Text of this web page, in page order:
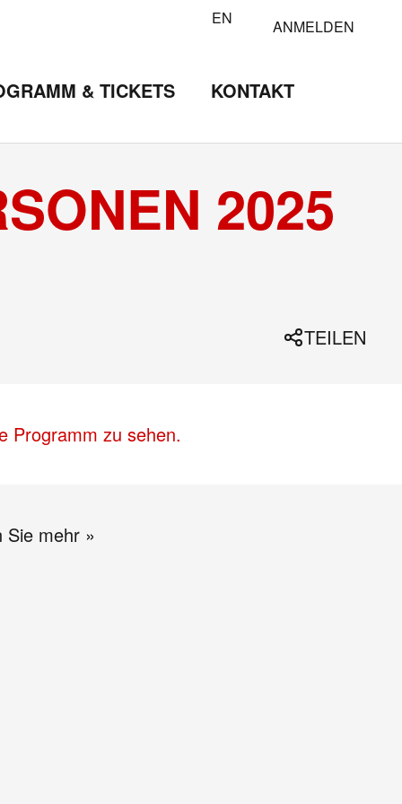
EN ANMELDEN
& TICKETS KONTAKT
2025
TEILEN
Programm zu sehen.
mehr »